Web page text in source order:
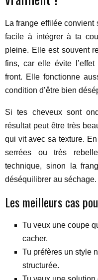
La frange effilée
facile à intégrer à ta
pleine. Elle est souvent
fins, car elle évite l’effet
front. Elle fonctionne
condition d’être bien
Si tes cheveux sont
résultat peut être très
qui vit avec sa texture.
serrées ou très
technique, sinon la
déséquilibrer au séchage.
Les meilleurs cas
Tu veux une coupe
cacher.
Tu préfères un style
structurée.